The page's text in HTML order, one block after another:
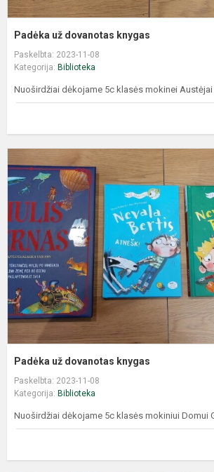
Padėka už dovanotas knygas
Paskelbta: 2023-11-08
Kategorija: Biblioteka
Nuoširdžiai dėkojame 5c klasės mokinei
Padėka už dovanotas knygas
Paskelbta: 2023-11-08
Kategorija: Biblioteka
Nuoširdžiai dėkojame 5c klasės mokiniui Domui